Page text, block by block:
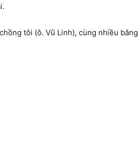
tôi (ô. Vũ Linh), cùng nhiều bằng